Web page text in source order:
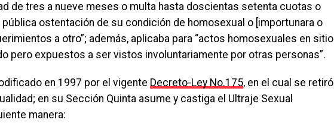
de tres a nueve meses o multa hasta doscientas setenta cuotas o
pública ostentación de su condición de homosexual o [importunara o
a otro”; además, aplicaba para “actos homosexuales en sitio
pero expuestos a ser vistos involuntariamente por otras personas”.
en 1997 por el vigente Decreto-Ley No.175, en el cual se retiró
en su Sección Quinta asume y castiga el Ultraje Sexual
manera: